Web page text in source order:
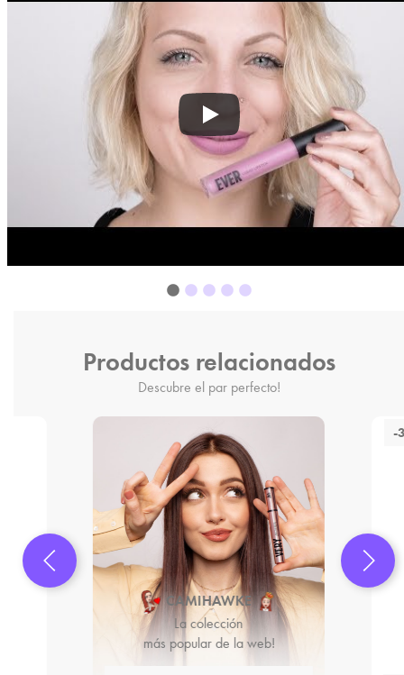
Productos relacionados
Descubre el par perfecto!
CAMIHAWKE
La colección
más popular de la web!
-